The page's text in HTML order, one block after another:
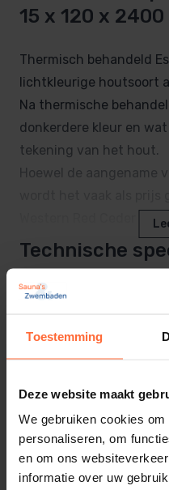
Toestemming
Deze website maakt
We gebruiken cookies
personaliseren, om
en om ons
informatie over uw
15 x 120 x
Thermisch behandeld
lichtkleurige houtsoort
Na thermische
donkerdere kleur en
tekening van het hout.
Hoewel de aangename
Western Red Ceder
Thermisch Espen heeft
weinig harsgehalte en
veroorzaakt door de
ringgrenzen.
Kenmerken:
Houtsoort: Espen
Technische
Product
Lengte
SA-151260022-240
EAN
8719558884889